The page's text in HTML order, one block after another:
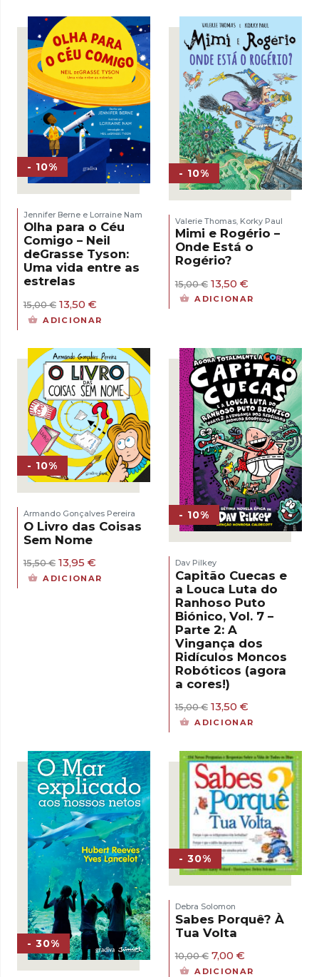
- 10%
Jennifer Berne e Lorraine Nam
Olha para o Céu
Comigo – Neil
deGrasse Tyson:
Uma vida entre as
estrelas
15,00€ O
preço
original
15,00 €.
13,50 €
preço
atual
13,50 €.
ADICIONAR
- 10%
Valerie Thomas, Korky Paul
Mimi e Rogério –
Onde Está o
Rogério?
15,00€ O
preço
13,50 €O
preço
ADICIONAR
- 10%
Armando Gonçalves Pereira
O Livro das Coisas
Sem Nome
15,50€ O
preço
13,95 €
preço
ADICIONAR
- 10%
Dav Pilkey
Capitão Cuecas e
a Louca Luta do
Ranhoso Puto
Biónico, Vol. 7 –
Parte 2: A
Vingança dos
Ridículos Moncos
Robóticos (agora
a cores!)
15,00€ O
preço
15,00 €.
13,50 €O
preço
13,50 €.
ADICIONAR
- 30%
- 30%
Debra Solomon
Sabes Porquê? À
Tua Volta
10,00€ O
preço
7,00 €O
preço
ADICIONAR